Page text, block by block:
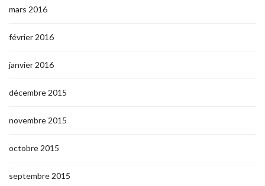
mars 2016
février 2016
janvier 2016
décembre 2015
novembre 2015
octobre 2015
septembre 2015